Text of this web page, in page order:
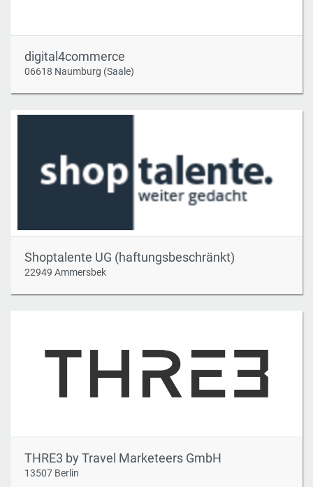
digital4commerce
06618 Naumburg (Saale)
Shoptalente UG (haftungsbeschränkt)
22949 Ammersbek
THRE3 by Travel Marketeers GmbH
13507 Berlin